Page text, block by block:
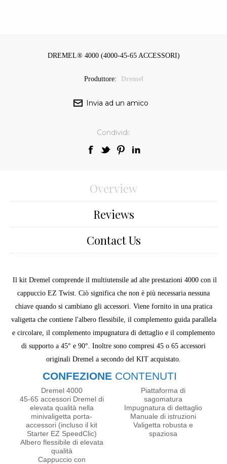
DREMEL® 4000 (4000-45-65 ACCESSORI)
Produttore: Dremel
Condividi:
Overview
Reviews
Contact Us
Il kit Dremel comprende il multiutensile ad alte prestazioni 4000 con il
cappuccio EZ Twist. Ciò significa che non è più necessaria nessuna
chiave quando si cambiano gli accessori. Viene fornito in una pratica
valigetta che contiene l'albero flessibile, il complemento guida parallela
e circolare, il complemento impugnatura di dettaglio e il complemento
di supporto a 45° e 90°. Inoltre sono compresi 45 o 65 accessori
originali Dremel a secondo del KIT acquistato.
CONFEZIONE CONTENUTI
Dremel 4000
45-65 accessori Dremel di
elevata qualità nella
minivaligetta porta-
accessori (incluso il kit
Starter EZ SpeedClic)
Albero flessibile di elevata
qualità
Cappuccio con
Piattaforma di
sagomatura
Impugnatura di dettaglio
Manuale di istruzioni
Valigetta robusta e
spaziosa